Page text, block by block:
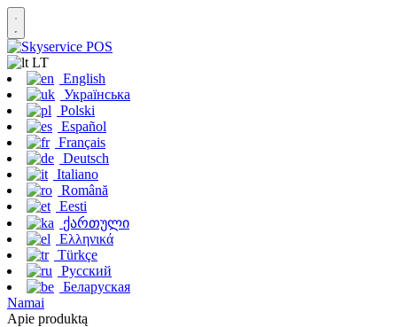
LT
English
Українська
Polski
Español
Français
Deutsch
Italiano
Română
Eesti
ქართული
Ελληνικά
Türkçe
Русский
Беларуская
Namai
Apie produktą